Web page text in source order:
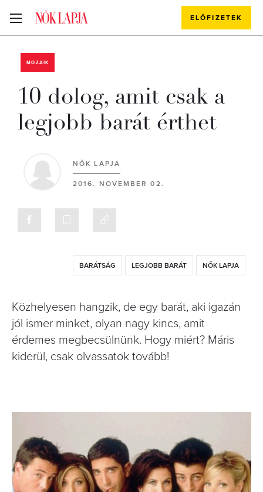
ELŐFIZETEK
MOZAIK
10 dolog, amit csak a
legjobb barát érthet
NŐK LAPJA
2016. NOVEMBER 02.
BARÁTSÁG LEGJOBB BARÁT NŐK LAPJA
Közhelyesen hangzik, de egy barát, aki igazán
jól ismer minket, olyan nagy kincs, amit
érdemes megbecsülnünk. Hogy miért? Máris
kiderül, csak olvassatok tovább!